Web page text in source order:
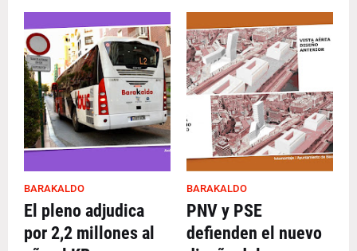
BARAKALDO
El pleno adjudica
por 2,2 millones al
BARAKALDO
PNV y PSE
defienden el nuevo